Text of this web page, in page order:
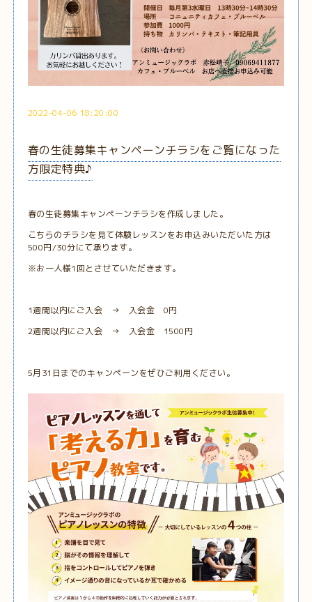
2022-04-06 18:20:00
春の生徒募集キャンペーンチラシをご覧になった
方限定特典♪
春の生徒募集キャンペーンチラシを作成しました。
こちらのチラシを見て体験レッスンをお申込みいただいた方は
500円/30分にて承ります。
※お一人様1回とさせていただきます。
1週間以内にご入会 → 入会金 0円
2週間以内にご入会 → 入会金 1500円
5月31日までのキャンペーンをぜひご利用ください。